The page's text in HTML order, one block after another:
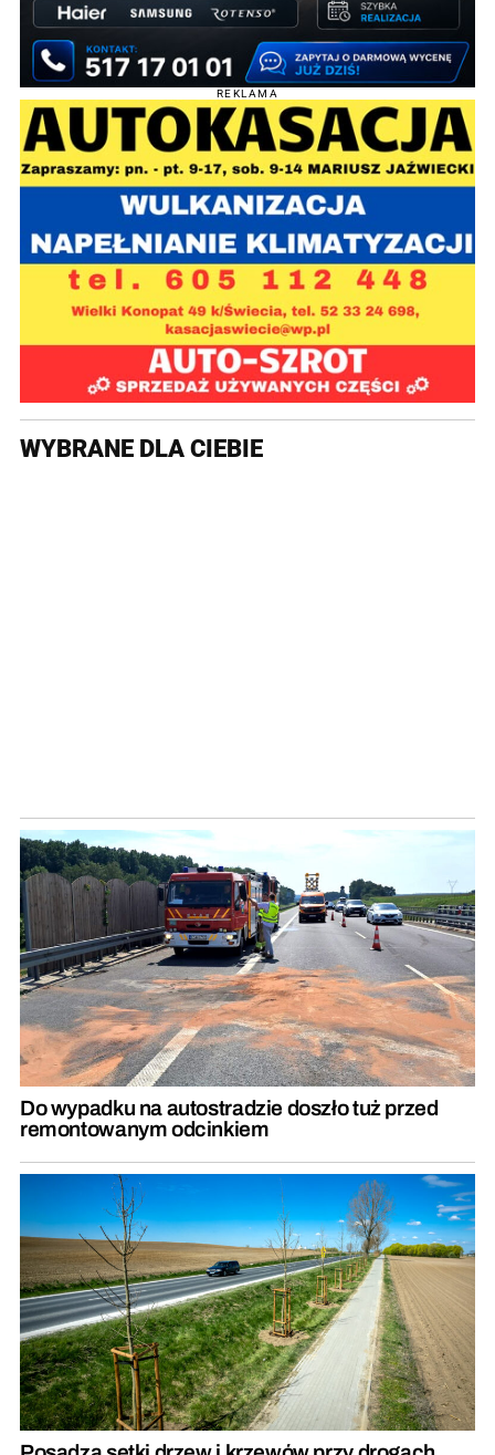
REKLAMA
WYBRANE DLA CIEBIE
Do wypadku na autostradzie doszło tuż przed
remontowanym odcinkiem